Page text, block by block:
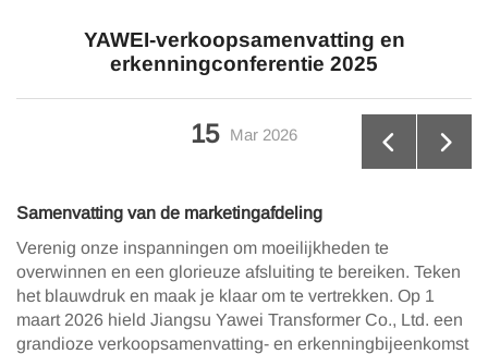
YAWEI-verkoopsamenvatting en
erkenningconferentie 2025
15 Mar 2026
Samenvatting van de marketingafdeling
Verenig onze inspanningen om moeilijkheden te
overwinnen en een glorieuze afsluiting te bereiken. Teken
het blauwdruk en maak je klaar om te vertrekken. Op 1
maart 2026 hield Jiangsu Yawei Transformer Co., Ltd. een
grandioze verkoopsamenvatting- en erkenningbijeenkomst